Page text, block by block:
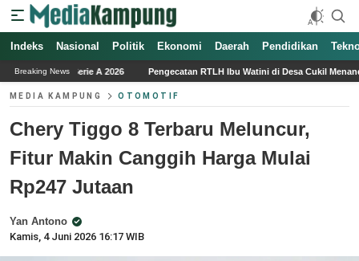
Indeks Nasional Politik Ekonomi Daerah Pendidikan
Breaking News
Pengecatan RTLH Ibu Watini di Desa Cukil Menandai Tahap Akhir Program
MEDIA KAMPUNG OTOMOTIF
Chery Tiggo 8 Terbaru Meluncur,
Fitur Makin Canggih Harga Mulai
Rp247 Jutaan
Yan Antono
Kamis, 4 Juni 2026 16:17 WIB